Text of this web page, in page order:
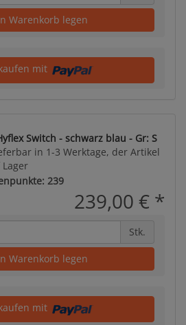
Warenkorb legen
mit
Switch - schwarz blau - Gr: S
in 1-3 Werktage, der Artikel
239
239,00 € *
Stk.
Warenkorb legen
mit